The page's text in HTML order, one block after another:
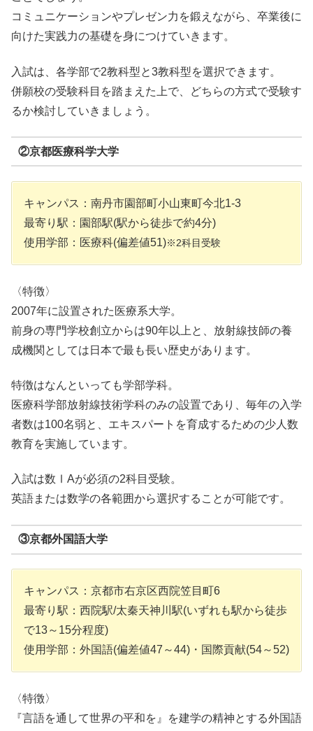
コミュニケーションやプレゼン力を鍛えながら、卒業後に
向けた実践力の基礎を身につけていきます。
入試は、各学部で2教科型と3教科型を選択できます。
併願校の受験科目を踏まえた上で、どちらの方式で受験す
るか検討していきましょう。
②京都医療科学大学
キャンパス：南丹市園部町小山東町今北1-3
最寄り駅：園部駅(駅から徒歩で約4分)
使用学部：医療科(偏差値51)※2科目受験
〈特徴〉
2007年に設置された医療系大学。
前身の専門学校創立からは90年以上と、放射線技師の養
成機関としては日本で最も長い歴史があります。
特徴はなんといっても学部学科。
医療科学部放射線技術学科のみの設置であり、毎年の入学
者数は100名弱と、エキスパートを育成するための少人数
教育を実施しています。
入試は数ⅠAが必須の2科目受験。
英語または数学の各範囲から選択することが可能です。
③京都外国語大学
キャンパス：京都市右京区西院笠目町6
最寄り駅：西院駅/太秦天神川駅(いずれも駅から徒歩
で13～15分程度)
使用学部：外国語(偏差値47～44)・国際貢献(54～52)
〈特徴〉
『言語を通して世界の平和を』を建学の精神とする外国語